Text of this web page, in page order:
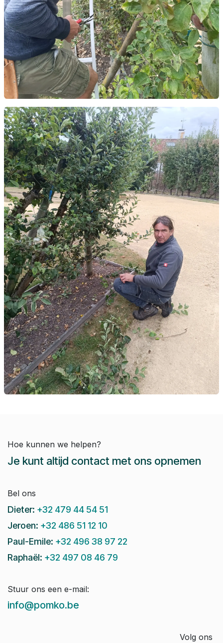
Hoe kunnen we helpen?
Je kunt altijd contact met ons opnemen
Bel ons
Dieter: +32 479 44 54 51
Jeroen: +32 486 51 12 10
Paul-Emile: +32 496 38 97 22
Raphaël: +32 497 08 46 79
Stuur ons een e-mail:
info@pomko.be
Volg ons